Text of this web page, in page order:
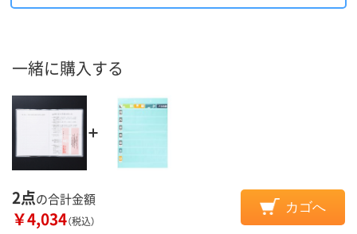
一緒に購入する
2点の合計金額
￥4,034（税込）
カゴへ